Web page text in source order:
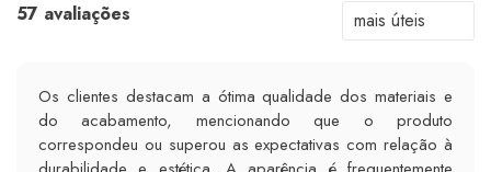
57 avaliações
Os clientes destacam a ótima qualidade dos materiais e
do acabamento, mencionando que o produto
correspondeu ou superou as expectativas com relação à